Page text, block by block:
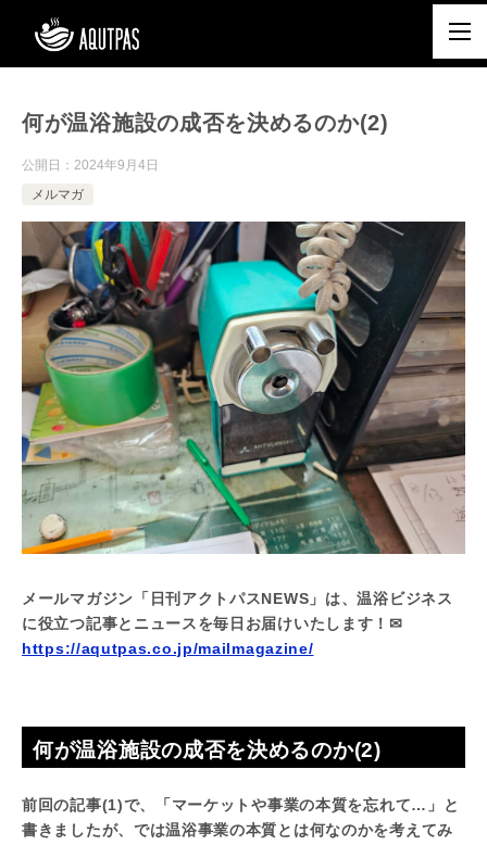
何が温浴施設の成否を決めるのか(2)
公開日： 2024年9月4日
メルマガ
メールマガジン「日刊アクトパスNEWS」は、温浴ビジネス
に役立つ記事とニュースを毎日お届けいたします！✉
https://aqutpas.co.jp/mailmagazine/
何が温浴施設の成否を決めるのか(2)
前回の記事(1)で、「マーケットや事業の本質を忘れて…」と
書きましたが、では温浴事業の本質とは何なのかを考えてみ